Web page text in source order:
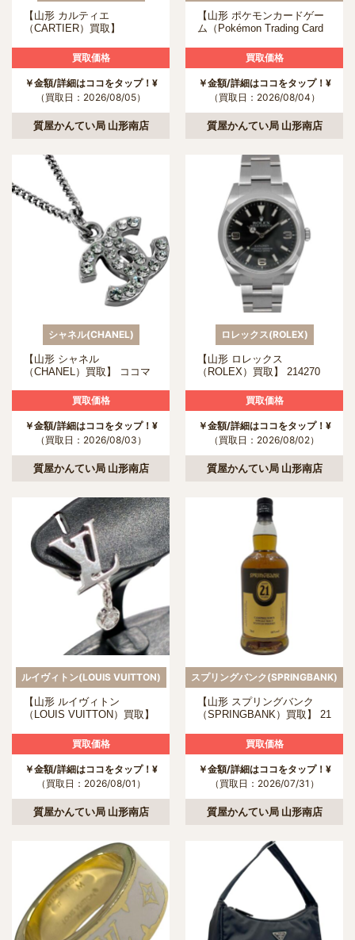
【山形 カルティエ
（CARTIER）買取】
グラフの買取について
買取価格
￥金額/詳細はココをタップ！¥
（買取日：2026/08/05）
質屋かんてい局 山形南店
【山形 ポケモンカードゲー
ム（Pokémon Trading Card
メガゲッコウガex PSA10の
買取について
買取価格
￥金額/詳細はココをタップ！¥
（買取日：2026/08/04）
質屋かんてい局 山形南店
シャネル(CHANEL)
【山形 シャネル
（CHANEL）買取】 ココマ
レスの買取について
買取価格
￥金額/詳細はココをタップ！¥
（買取日：2026/08/03）
質屋かんてい局 山形南店
ロレックス(ROLEX)
【山形 ロレックス
（ROLEX）買取】 214270
買取価格
￥金額/詳細はココをタップ！¥
（買取日：2026/08/02）
質屋かんてい局 山形南店
ルイヴィトン(LOUIS VUITTON)
【山形 ルイヴィトン
（LOUIS VUITTON）買取】
ブロッサム LVの買取につい
て
買取価格
￥金額/詳細はココをタップ！¥
（買取日：2026/08/01）
質屋かんてい局 山形南店
スプリングバンク(SPRINGBANK)
【山形 スプリングバンク
（SPRINGBANK）買取】 21
買取価格
￥金額/詳細はココをタップ！¥
（買取日：2026/07/31）
質屋かんてい局 山形南店